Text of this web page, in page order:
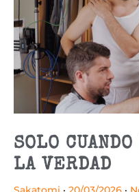
SOLO
LA VERDAD